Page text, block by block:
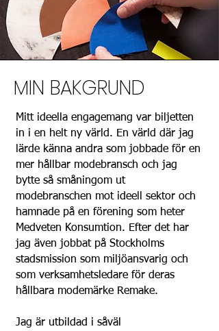
MIN VÄRLD
Jag jobbar med hållbart mode. Vad
det bland annat om att lära ut att
vårda och laga kläder och att föreläsa
om konsekvenserna av vår
modekonsumtion. Jag har en digital
kurs som heter Kom igång och laga
och håller workshops i min ateljé i
Gamla Enskede, strax söder om
Stockholm där jag bor. Jag blir även
bokad på workshops och föreläsningar
runt om i Sverige och har skrivit två
böcker. Jag arbetar också med
konceptutveckling och projektledning
MIN BAKGRUND
Mitt ideella engagemang var biljetten
in i en helt ny värld. En värld där jag
lärde känna andra som jobbade för en
mer hållbar modebransch och jag
bytte så småningom ut
modebranschen mot ideell sektor och
hamnade på en förening som heter
Medveten Konsumtion. Efter det har
jag även jobbat på Stockholms
stadsmission som miljöansvarig och
som verksamhetsledare för deras
hållbara modemärke Remake.
Jag är utbildad i såväl